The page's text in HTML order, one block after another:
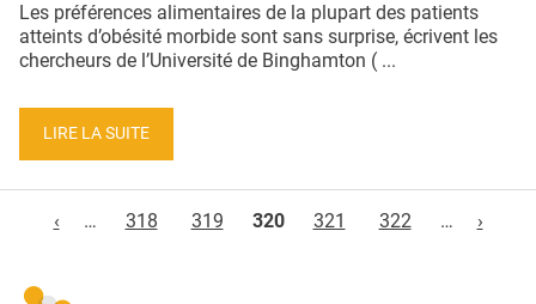
Les préférences alimentaires de la plupart des patients
atteints d’obésité morbide sont sans surprise, écrivent les
chercheurs de l’Université de Binghamton ( ...
LIRE LA SUITE
‹
… 318 319 320 321 322 … ›